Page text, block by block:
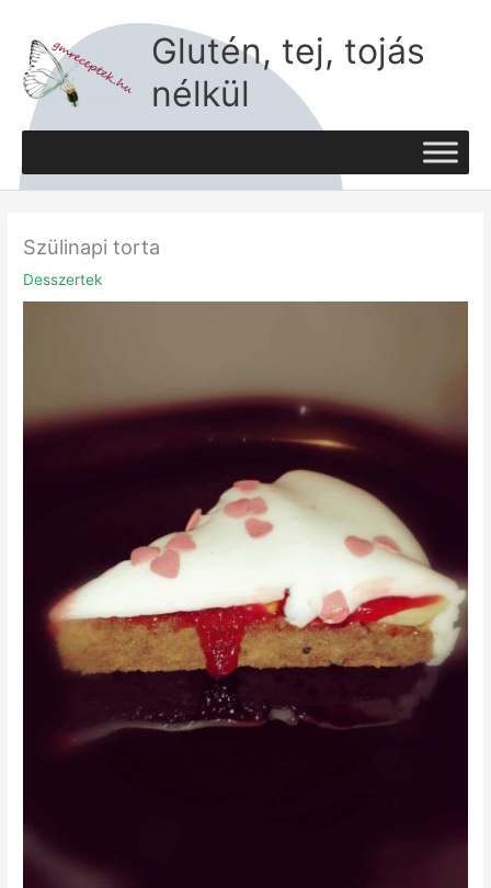
content
Glutén, tej, tojás
nélkül
Szülinapi torta
Desszertek